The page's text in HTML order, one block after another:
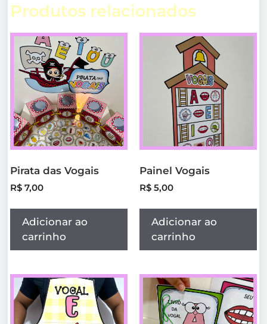
Produtos relacionados
Pirata das Vogais
R$ 7,00
Adicionar ao
carrinho
Painel Vogais
R$ 5,00
Adicionar ao
carrinho